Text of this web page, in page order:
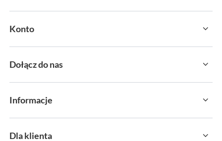
Konto
Dołącz do nas
Informacje
Dla klienta